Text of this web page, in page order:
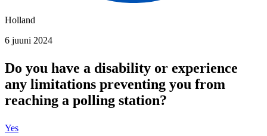
Holland
6 juuni 2024
Do you have a disability or experience
any limitations preventing you from
reaching a polling station?
Yes